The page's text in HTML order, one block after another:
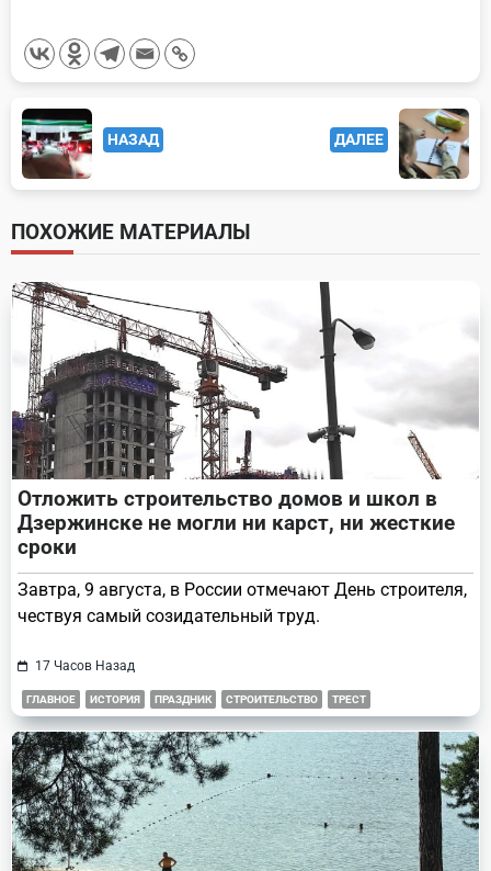
<span
class="nav-
subtitle
screen-
reader-
text">Page</span>
НАЗАД ДАЛЕЕ
ПОХОЖИЕ МАТЕРИАЛЫ
Отложить строительство домов и школ в
Дзержинске не могли ни карст, ни жесткие
сроки
Завтра, 9 августа, в России отмечают День строителя,
чествуя самый созидательный труд.
17 Часов Назад
ГЛАВНОЕ ИСТОРИЯ ПРАЗДНИК СТРОИТЕЛЬСТВО ТРЕСТ